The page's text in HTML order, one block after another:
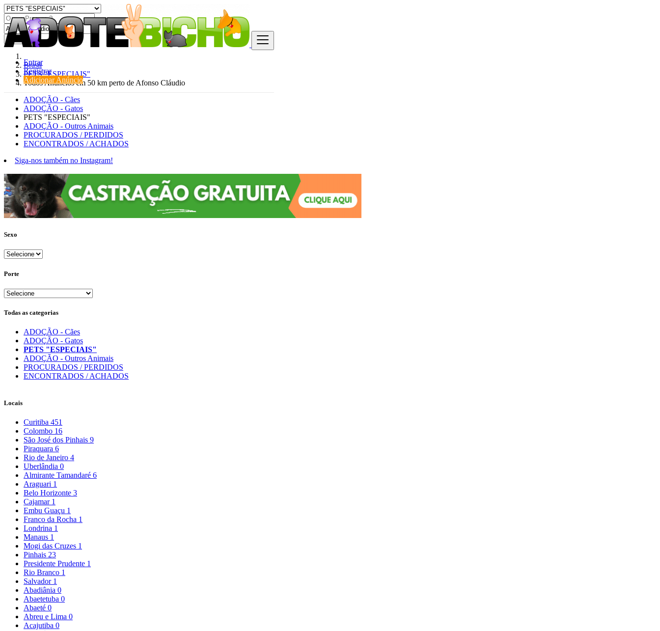
Entrar
Registrar
Adicionar Anúncio
Procurar
Brasil
PETS "ESPECIAIS"
Todos Anúncios em 50 km perto de Afonso Cláudio
ADOÇÃO - Cães
ADOÇÃO - Gatos
PETS "ESPECIAIS"
ADOÇÃO - Outros Animais
PROCURADOS / PERDIDOS
ENCONTRADOS / ACHADOS
Siga-nos também no Instagram!
Sexo
Porte
Todas as categorias
ADOÇÃO - Cães
ADOÇÃO - Gatos
PETS "ESPECIAIS"
ADOÇÃO - Outros Animais
PROCURADOS / PERDIDOS
ENCONTRADOS / ACHADOS
Locais
Curitiba 451
Colombo 16
São José dos Pinhais 9
Piraquara 6
Rio de Janeiro 4
Uberlândia 0
Almirante Tamandaré 6
Araguari 1
Belo Horizonte 3
Cajamar 1
Embu Guaçu 1
Franco da Rocha 1
Londrina 1
Manaus 1
Mogi das Cruzes 1
Pinhais 23
Presidente Prudente 1
Rio Branco 1
Salvador 1
Abadiânia 0
Abaetetuba 0
Abaeté 0
Abreu e Lima 0
Acajutiba 0